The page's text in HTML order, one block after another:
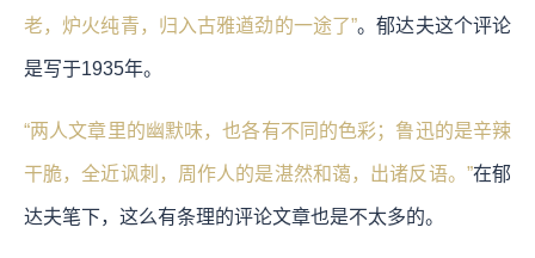
老，炉火纯青，归入古雅遒劲的一途了”。郁达夫这个评论
是写于1935年。
“两人文章里的幽默味，也各有不同的色彩；鲁迅的是辛辣
干脆，全近讽刺，周作人的是湛然和蔼，出诸反语。”在郁
达夫笔下，这么有条理的评论文章也是不太多的。